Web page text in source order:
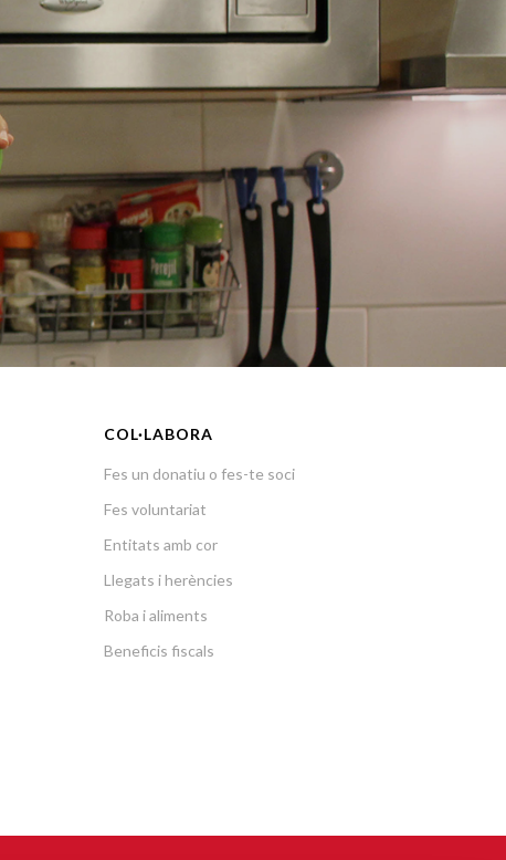
COL·LABORA
Fes un donatiu o fes-te soci
Fes voluntariat
Entitats amb cor
Llegats i herències
Roba i aliments
Beneficis fiscals